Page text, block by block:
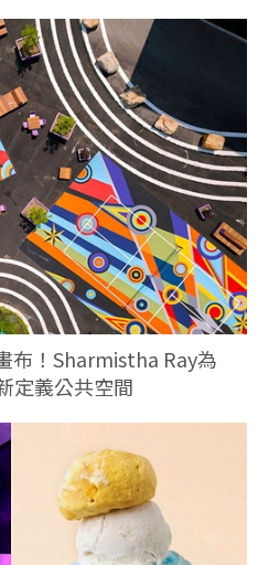
布！Sharmistha Ray為
定義公共空間